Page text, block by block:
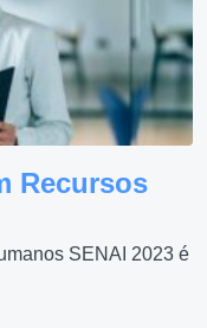
Recursos
SENAI 2023 é